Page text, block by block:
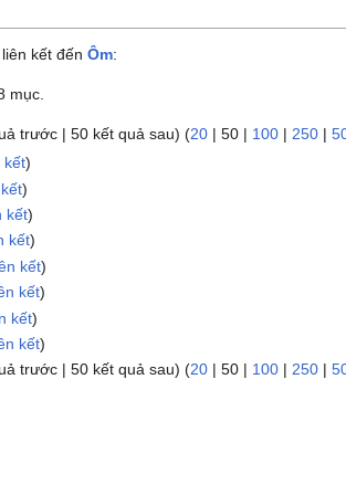
kết đến Ôm:
mục.
trước | 50 kết quả sau) (20 | 50 | 100 | 250 |
kết)
)
kết)
kết)
kết)
kết)
kết)
kết)
trước | 50 kết quả sau) (20 | 50 | 100 | 250 |